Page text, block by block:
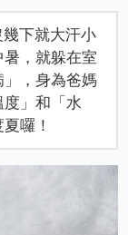
下就大汗小
，就躲在室
，身為爸媽
」和「水
囉！